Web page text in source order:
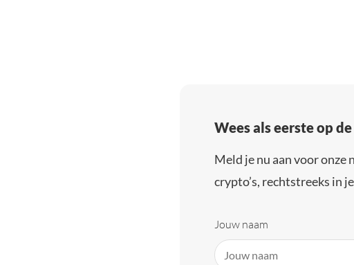
Wees als eerste op
Meld je nu aan voor
crypto’s, rechtstreeks in
Jouw naam